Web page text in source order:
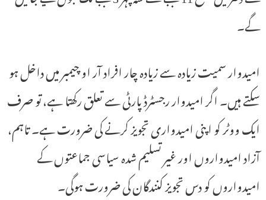
گے۔
امیدوار سمیت زیادہ سے زیادہ چار افراد آر او چیمبر میں داخل ہو
سکتے ہیں۔ اگر امیدوار رجسٹرڈ پارٹی سے تعلق رکھتا ہے، تو صرف
ایک ووٹر کو اپنی امیدواری تجویز کرنے کی ضرورت ہے۔ تاہم،
آزاد امیدواروں اور غیر تسلیم شدہ سیاسی جماعتوں کے
امیدواروں کو دس تجویز کنندگان کی ضرورت ہوگی۔